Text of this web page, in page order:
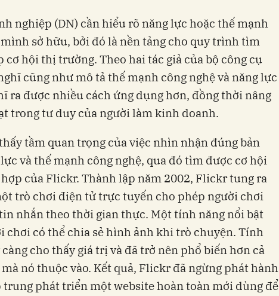
nghiệp (DN) cần hiểu rõ năng lực hoặc thế mạnh
sở hữu, bởi đó là nền tảng cho quy trình tìm
cơ hội thị trường. Theo hai tác giả của bộ công cụ
cũng như mô tả thế mạnh công nghệ và năng lực
ra được nhiều cách ứng dụng hơn, đồng thời nâng
trong tư duy của người làm kinh doanh.
tầm quan trọng của việc nhìn nhận đúng bản
và thế mạnh công nghệ, qua đó tìm được cơ hội
của Flickr. Thành lập năm 2002, Flickr tung ra
trò chơi điện tử trực tuyến cho phép người chơi
nhắn theo thời gian thực. Một tính năng nổi bật
chơi có thể chia sẻ hình ảnh khi trò chuyện. Tính
càng cho thấy giá trị và đã trở nên phổ biến hơn cả
nó thuộc vào. Kết quả, Flickr đã ngừng phát hành
trung phát triển một website hoàn toàn mới dùng để